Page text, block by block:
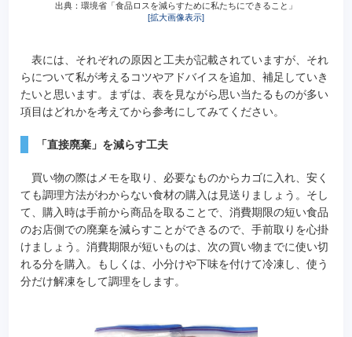
出典：環境省「食品ロスを減らすために私たちにできること」
[拡大画像表示]
表には、それぞれの原因と工夫が記載されていますが、それ
らについて私が考えるコツやアドバイスを追加、補足していき
たいと思います。まずは、表を見ながら思い当たるものが多い
項目はどれかを考えてから参考にしてみてください。
「直接廃棄」を減らす工夫
買い物の際はメモを取り、必要なものからカゴに入れ、安く
ても調理方法がわからない食材の購入は見送りましょう。そし
て、購入時は手前から商品を取ることで、消費期限の短い食品
のお店側での廃棄を減らすことができるので、手前取りを心掛
けましょう。消費期限が短いものは、次の買い物までに使い切
れる分を購入。もしくは、小分けや下味を付けて冷凍し、使う
分だけ解凍をして調理をします。